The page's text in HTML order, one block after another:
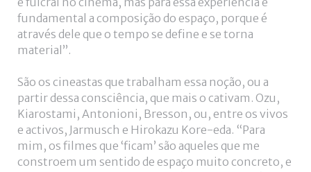
fundamental a composição do espaço, porque é
através dele que o tempo se define e se torna
material”.
São os cineastas que trabalham essa noção, ou a
partir dessa consciência, que mais o cativam. Ozu,
Kiarostami, Antonioni, Bresson, ou, entre os vivos
e activos, Jarmusch e Hirokazu Kore-eda. “Para
mim, os filmes que ‘ficam’ são aqueles que me
constroem um sentido de espaço muito concreto, e